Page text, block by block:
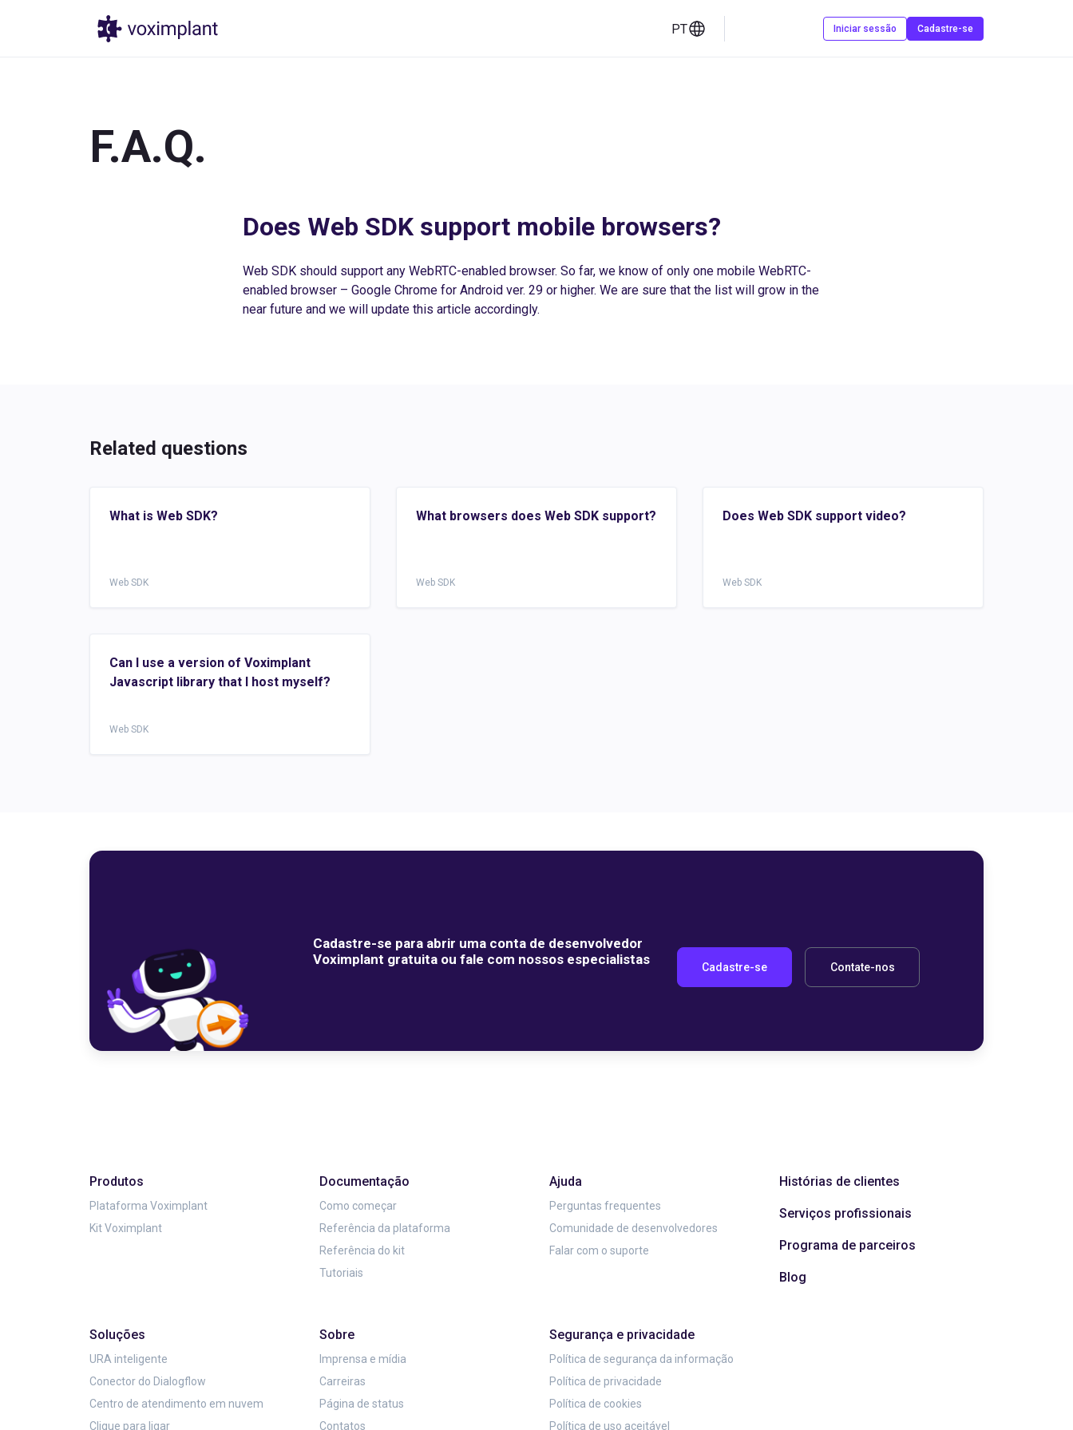
PT Iniciar sessão Cadastre-se
F.A.Q.
Does Web SDK support mobile browsers?
Web SDK should support any WebRTC-enabled browser. So far, we know of only one mobile WebRTC-
enabled browser – Google Chrome for Android ver. 29 or higher. We are sure that the list will grow in the
near future and we will update this article accordingly.
Related questions
What is Web SDK?
Web SDK
What browsers does Web SDK support?
Web SDK
Does Web SDK support video?
Web SDK
Can I use a version of Voximplant
Javascript library that I host myself?
Web SDK
Cadastre-se para abrir uma conta de desenvolvedor
Voximplant gratuita ou fale com nossos especialistas
Cadastre-se Contate-nos
Produtos
Plataforma Voximplant
Kit Voximplant
Soluções
URA inteligente
Conector do Dialogflow
Centro de atendimento em nuvem
Clique para ligar
Documentação
Como começar
Referência da plataforma
Referência do kit
Tutoriais
Ajuda
Perguntas frequentes
Comunidade de desenvolvedores
Falar com o suporte
Sobre
Imprensa e mídia
Carreiras
Página de status
Contatos
Segurança e privacidade
Política de segurança da informação
Política de privacidade
Política de cookies
Política de uso aceitável
Histórias de clientes
Serviços profissionais
Programa de parceiros
Blog